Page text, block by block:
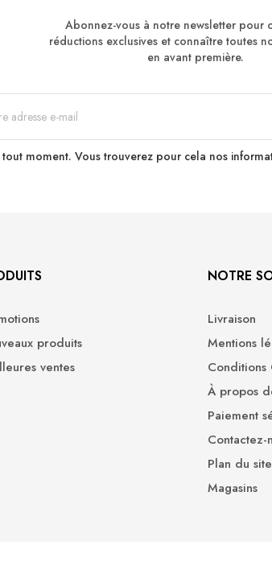
Abonnez-vous à notre newsletter pour
réductions exclusives et connaître toutes
en avant première.
moment. Vous trouverez pour cela nos
produits
ventes
NOTRE
Livraison
Mentions
Conditions
À propos
Paiement
Contactez-
Plan du site
Magasins